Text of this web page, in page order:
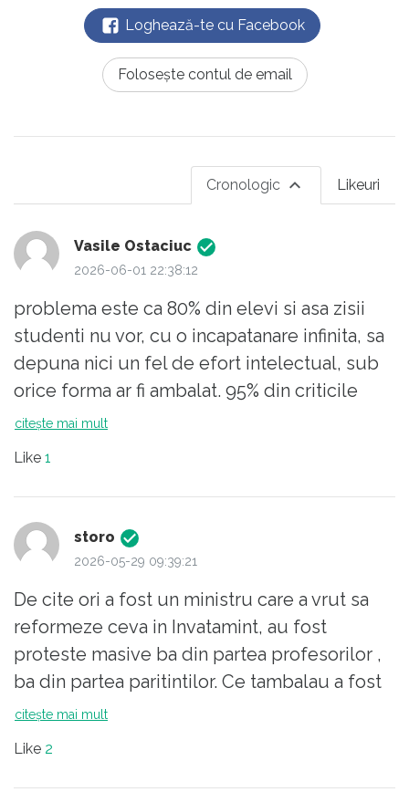
Loghează-te cu Facebook
Folosește contul de email
Likeuri
Cronologic
Vasile Ostaciuc
2026-06-01 22:38:12
problema este ca 80% din elevi si asa zisii
studenti nu vor, cu o incapatanare infinita, sa
depuna nici un fel de efort intelectual, sub
orice forma ar fi ambalat. 95% din criticile
aduse invatamantulyi sunt efectul acestei
manelisti , mari adulatori ai sfantului jeorje
berbecali
citește mai mult
Like 1
storo
2026-05-29 09:39:21
De cite ori a fost un ministru care a vrut sa
reformeze ceva in Invatamint, au fost
proteste masive ba din partea profesorilor ,
ba din partea paritintilor. Ce tambalau a fost
atunci cind au fost introduse camerele video
citește mai mult
Like 2